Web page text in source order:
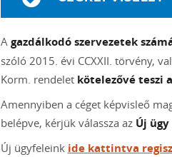
A gazdálkodó szervezetek
szóló 2015. évi CCXXII. törvény,
Korm. rendelet kötelezővé teszi
Amennyiben a céget képvisleő
belépve, kérjük válassza az Új
Új ügyfeleink ide kattintva